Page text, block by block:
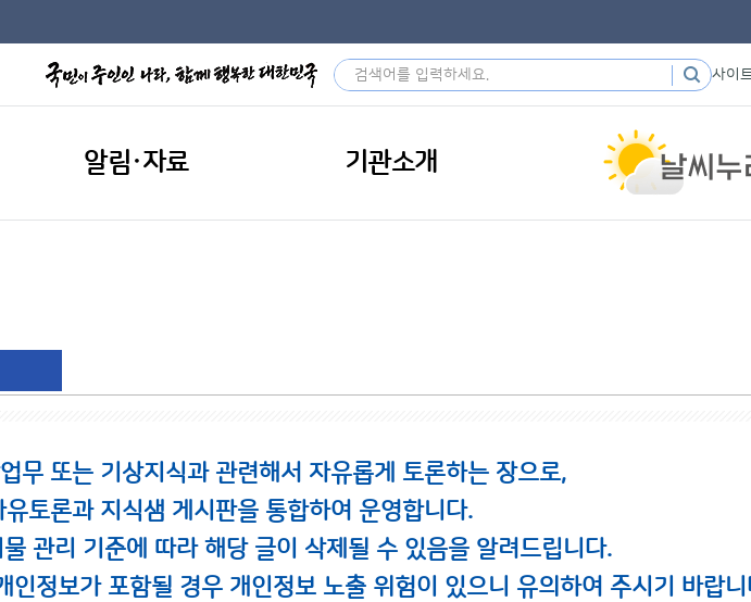
사이
알림·자료 기관소개
무 또는 기상지식과 관련해서 자유롭게 토론하는 장으로,
유토론과 지식샘 게시판을 통합하여 운영합니다.
관리 기준에 따라 해당 글이 삭제될 수 있음을 알려드립니다.
인정보가 포함될 경우 개인정보 노출 위험이 있으니 유의하여 주시기 바랍니